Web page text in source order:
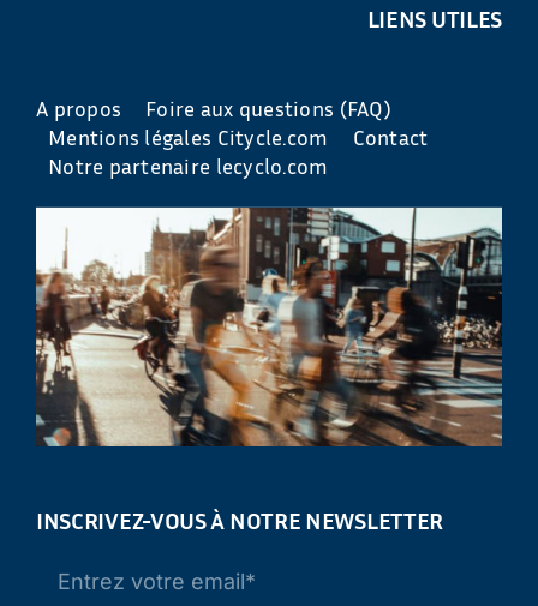
LIENS UTILES
A propos
Foire aux questions (FAQ)
Mentions légales Citycle.com
Contact
Notre partenaire lecyclo.com
INSCRIVEZ-VOUS À NOTRE NEWSLETTER